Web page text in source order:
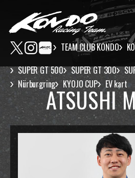
TEAM CLUB KONDO
SUPER GT 500 SUPER GT 300
Nürburgring
KYOJO CUP EV kart
ATSUSHI